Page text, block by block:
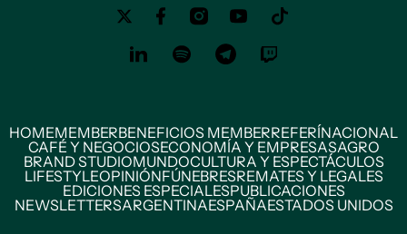
HOMEMEMBERBENEFICIOS MEMBERREFERÍNACIONAL
CAFÉ Y NEGOCIOSECONOMÍA Y EMPRESASAGRO
BRAND STUDIOMUNDOCULTURA Y ESPECTÁCULOS
LIFESTYLEOPINIÓNFÚNEBRESREMATES Y LEGALES
EDICIONES ESPECIALESPUBLICACIONES
NEWSLETTERSARGENTINAESPAÑAESTADOS UNIDOS